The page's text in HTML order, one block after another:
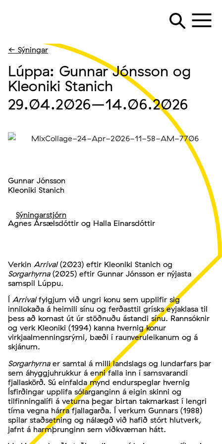
← Sýningar
Lúppa: Gunnar Jónsson og
Kleoniki Stanich
29.04.2026–14.06.2026
Gunnar Jónsson
Kleoniki Stanich
Sýningarstjórn
Agnes Ársælsdóttir og Halla Einarsdóttir
Verkin Arrival(2023) eftir Kleoniki Stanich og
Sorgarhyrna(2025) eftir Gunnar Jónsson er nýjasta
samspil Lúppu.
Í Arrivalfylgjum við ungri konu sem upplifir sig
innilokaða á heimili sínu og ferðasttil grísks eyjaklasa til
þess að komast út úr stöðnuðu ástandi sínu. Rannsóknir
og verk Kleoniki (1994) kanna hvernig konur
virkjaalmenningsrými, bæði í raunveruleikanum og á
skjánum.
Sorgarhyrnaer samtal á milli landslags og lundarfars þar
sem áhyggjuhrukkur á enni falla inn í samsvarandi
fjallaskörð. Sú einfalda mynd endurspeglar hvernig
Ísfirðingar upplifa sólarganginn á eigin skinni og
tilfinningalífi á veturna þegar birtan takmarkast í lengri
tíma vegna hárra fjallagarða. Í verkum Gunnars (1988)
spilar staðsetning og nálægð við hafið stórt hlutverk,
jafnt á harmþrunginn sem viðkvæman hátt.